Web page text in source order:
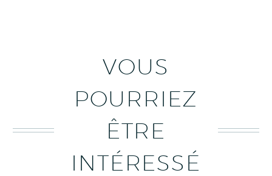
VOUS
POURRIEZ
ÊTRE
INTÉRESSÉ